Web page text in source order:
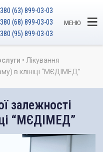
(63) 899-03-03
(68) 899-03-03
(95) 899-03-03
МЕНЮ
• Лікування
в клініці “МЄДІМЕД”
залежності
“МЄДІМЕД”